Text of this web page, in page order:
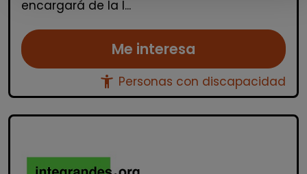
encargará de la l...
Me interesa
accessibility_new Personas con discapacidad